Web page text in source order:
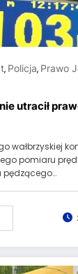
, Policja, Prawo
utracił
wałbrzyskiej
pomiaru
pędzącego…